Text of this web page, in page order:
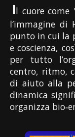
Il cuore come
l’immagine di
punto in cui la
e coscienza,
per tutto
centro, ritmo,
di aiuto alla
dinamica
organizza